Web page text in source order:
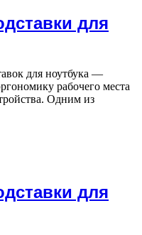
для
для ноутбука —
рабочего места
Одним из
для